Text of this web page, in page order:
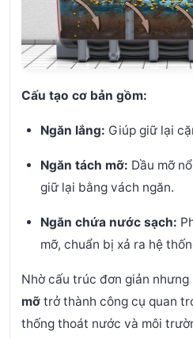
Cấu tạo cơ bản gồm:
Ngăn lắng: Giúp giữ lại
Ngăn tách mỡ: Dầu mỡ
giữ lại bằng vách ngăn.
Ngăn chứa nước sạch:
mỡ, chuẩn bị xả ra hệ
Nhờ cấu trúc đơn giản nhưng
mỡ trở thành công cụ quan
thống thoát nước và môi